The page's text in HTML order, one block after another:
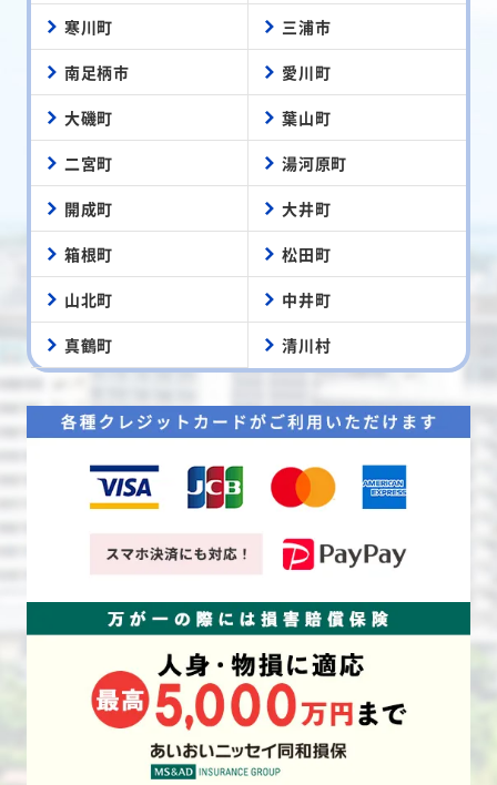
寒川町 三浦市
南足柄市 愛川町
大磯町 葉山町
二宮町 湯河原町
開成町 大井町
箱根町 松田町
山北町 中井町
真鶴町 清川村